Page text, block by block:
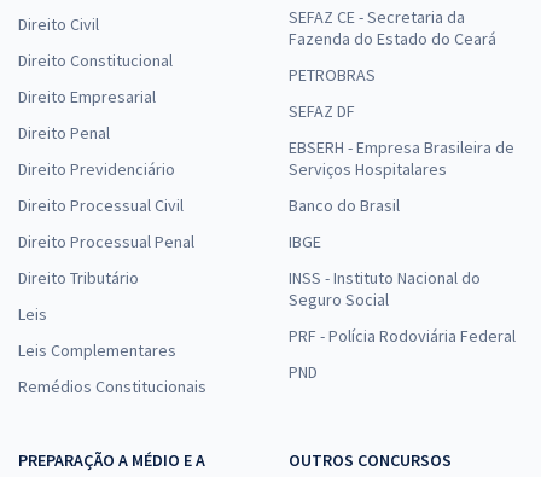
Direito Civil
Direito Constitucional
Direito Empresarial
Direito Penal
Direito Previdenciário
Direito Processual Civil
Direito Processual Penal
Direito Tributário
Leis
Leis Complementares
Remédios Constitucionais
SEFAZ CE - Secretaria da
Fazenda do Estado do Ceará
PETROBRAS
SEFAZ DF
EBSERH - Empresa Brasileira de
Serviços Hospitalares
Banco do Brasil
IBGE
INSS - Instituto Nacional do
Seguro Social
PRF - Polícia Rodoviária Federal
PND
PREPARAÇÃO A MÉDIO E A
OUTROS CONCURSOS